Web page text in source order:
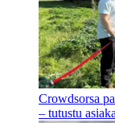
Crowdsorsa
– tutustu